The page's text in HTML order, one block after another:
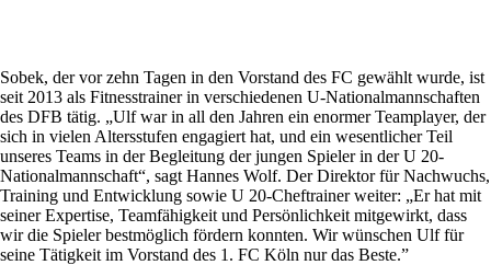
Sobek, der vor zehn Tagen in den Vorstand des FC gewählt wurde, ist
seit 2013 als Fitnesstrainer in verschiedenen U-Nationalmannschaften
des DFB tätig. „Ulf war in all den Jahren ein enormer Teamplayer, der
sich in vielen Altersstufen engagiert hat, und ein wesentlicher Teil
unseres Teams in der Begleitung der jungen Spieler in der U 20-
Nationalmannschaft“, sagt Hannes Wolf. Der Direktor für Nachwuchs,
Training und Entwicklung sowie U 20-Cheftrainer weiter: „Er hat mit
seiner Expertise, Teamfähigkeit und Persönlichkeit mitgewirkt, dass
wir die Spieler bestmöglich fördern konnten. Wir wünschen Ulf für
seine Tätigkeit im Vorstand des 1. FC Köln nur das Beste.”